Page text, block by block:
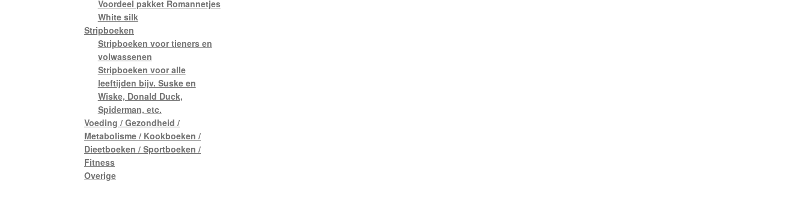
Voordeel pakket Romannetjes
White silk
Stripboeken
Stripboeken voor tieners en
volwassenen
Stripboeken voor alle
leeftijden bijv. Suske en
Wiske, Donald Duck,
Spiderman, etc.
Voeding / Gezondheid /
Metabolisme / Kookboeken /
Dieetboeken / Sportboeken /
Fitness
Overige